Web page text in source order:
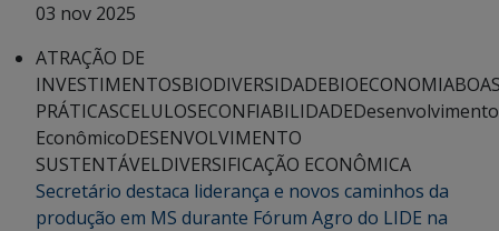
03 nov 2025
ATRAÇÃO DE
INVESTIMENTOSBIODIVERSIDADEBIOECONOMIA
PRÁTICASCELULOSECONFIABILIDADEDesenvolvimento
EconômicoDESENVOLVIMENTO
SUSTENTÁVELDIVERSIFICAÇÃO ECONÔMICA
Secretário destaca liderança e novos caminhos da
produção em MS durante Fórum Agro do LIDE na